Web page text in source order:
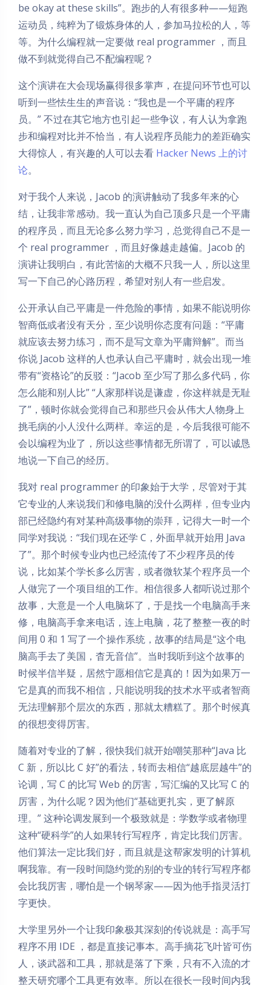
be okay at these skills”。跑步的人有很多种——短跑
运动员，纯粹为了锻炼身体的人，参加马拉松的人，等
等。为什么编程就一定要做 real programmer ，而且
做不到就觉得自己不配编程呢？
这个演讲在大会现场赢得很多掌声，在提问环节也可以
听到一些怯生生的声音说：“我也是一个平庸的程序
员。” 不过在其它地方也引起一些争议，有人认为拿跑
步和编程对比并不恰当，有人说程序员能力的差距确实
大得惊人，有兴趣的人可以去看 Hacker News 上的讨
论。
对于我个人来说，Jacob 的演讲触动了我多年来的心
结，让我非常感动。我一直认为自己顶多只是一个平庸
的程序员，而且无论多么努力学习，总觉得自己不是一
个 real programmer ，而且好像越走越偏。Jacob 的
演讲让我明白，有此苦恼的大概不只我一人，所以这里
写一下自己的心路历程，希望对别人有一些启发。
公开承认自己平庸是一件危险的事情，如果不能说明你
智商低或者没有天分，至少说明你态度有问题：“平庸
就应该去努力练习，而不是写文章为平庸辩解”。而当
你说 Jacob 这样的人也承认自己平庸时，就会出现一堆
带有“资格论”的反驳：“Jacob 至少写了那么多代码，你
怎么能和别人比” “人家那样说是谦虚，你这样就是无耻
了”，顿时你就会觉得自己和那些只会从伟大人物身上
挑毛病的小人没什么两样。幸运的是，今后我很可能不
会以编程为业了，所以这些事情都无所谓了，可以诚恳
地说一下自己的经历。
我对 real programmer 的印象始于大学，尽管对于其
它专业的人来说我们和修电脑的没什么两样，但专业内
部已经隐约有对某种高级事物的崇拜，记得大一时一个
同学对我说：“我们现在还学 C，外面早就开始用 Java
了”。那个时候专业内也已经流传了不少程序员的传
说，比如某个学长多么厉害，或者微软某个程序员一个
人做完了一个项目组的工作。相信很多人都听说过那个
故事，大意是一个人电脑坏了，于是找一个电脑高手来
修，电脑高手拿来电话，连上电脑，花了整整一夜的时
间用 0 和 1 写了一个操作系统，故事的结局是“这个电
脑高手去了美国，杳无音信”。当时我听到这个故事的
时候半信半疑，居然宁愿相信它是真的！因为如果万一
它是真的而我不相信，只能说明我的技术水平或者智商
无法理解那个层次的东西，那就太糟糕了。那个时候真
的很想变得厉害。
随着对专业的了解，很快我们就开始嘲笑那种“Java 比
C 新，所以比 C 好”的看法，转而去相信“越底层越牛”的
论调，写 C 的比写 Web 的厉害，写汇编的又比写 C 的
厉害，为什么呢？因为他们“基础更扎实，更了解原
理。” 这种论调发展到一个极致就是：学数学或者物理
这种“硬科学”的人如果转行写程序，肯定比我们厉害。
他们算法一定比我们好，而且就是这帮家发明的计算机
啊我靠。有一段时间隐约觉的别的专业的转行写程序都
会比我厉害，哪怕是一个钢琴家——因为他手指灵活打
字更快。
大学里另外一个让我印象极其深刻的传说就是：高手写
程序不用 IDE ，都是直接记事本。高手摘花飞叶皆可伤
人，谈武器和工具，那就是落了下乘，只有不入流的才
整天研究哪个工具更有效率。所以在很长一段时间内我